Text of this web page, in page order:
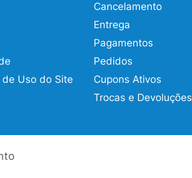
Uso do Site
Cancelamento
Entrega
Pagamentos
Pedidos
Cupons Ativos
Trocas e Devoluções